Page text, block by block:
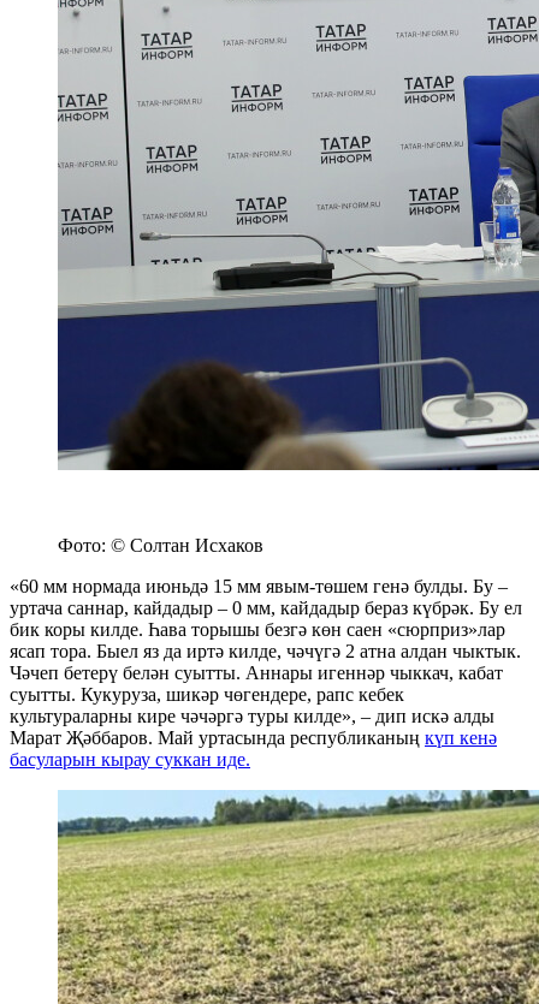
Фото: © Солтан Исхаков
«60 мм нормада июньдә 15 мм явым-төшем генә булды. Бу –
уртача саннар, кайдадыр – 0 мм, кайдадыр бераз күбрәк. Бу ел
бик коры килде. Һава торышы безгә көн саен «сюрприз»лар
ясап тора. Быел яз да иртә килде, чәчүгә 2 атна алдан чыктык.
Чәчеп бетерү белән суытты. Аннары игеннәр чыккач, кабат
суытты. Кукуруза, шикәр чөгендере, рапс кебек
культураларны кире чәчәргә туры килде», – дип искә алды
Марат Җәббаров. Май уртасында республиканың күп кенә
басуларын кырау суккан иде.